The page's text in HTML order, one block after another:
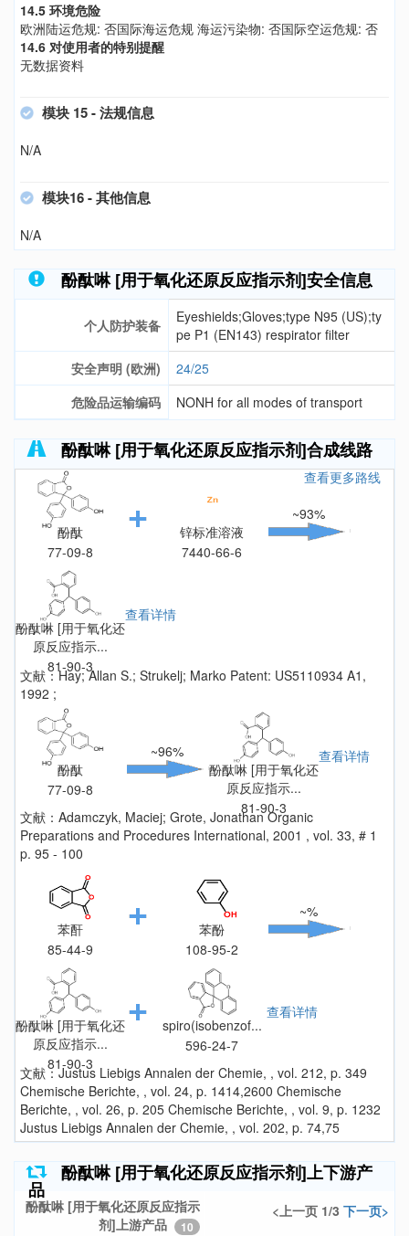
14.5 环境危险
欧洲陆运危规: 否国际海运危规 海运污染物: 否国际空运危规: 否
14.6 对使用者的特别提醒
无数据资料
模块 15 - 法规信息
N/A
模块16 - 其他信息
N/A
酚酞啉 [用于氧化还原反应指示剂]安全信息
个人防护装备
Eyeshields;Gloves;type N95 (US);ty
pe P1 (EN143) respirator filter
安全声明 (欧洲)
24/25
危险品运输编码
NONH for all modes of transport
酚酞啉 [用于氧化还原反应指示剂]合成线路
查看更多路线
酚酞
77-09-8
锌标准溶液
7440-66-6
~93%
酚酞啉 [用于氧化还
原反应指示...
81-90-3
查看详情
文献：Hay; Allan S.; Strukelj; Marko Patent: US5110934 A1,
1992 ;
酚酞
77-09-8
~96%
酚酞啉 [用于氧化还
原反应指示...
81-90-3
查看详情
文献：Adamczyk, Maciej; Grote, Jonathan Organic
Preparations and Procedures International, 2001 , vol. 33, # 1
p. 95 - 100
苯酐
85-44-9
苯酚
108-95-2
~%
酚酞啉 [用于氧化还
原反应指示...
81-90-3
spiro(isobenzof...
596-24-7
查看详情
文献：Justus Liebigs Annalen der Chemie, , vol. 212, p. 349
Chemische Berichte, , vol. 24, p. 1414,2600 Chemische
Berichte, , vol. 26, p. 205 Chemische Berichte, , vol. 9, p. 1232
Justus Liebigs Annalen der Chemie, , vol. 202, p. 74,75
酚酞啉 [用于氧化还原反应指示剂]上下游产
品
酚酞啉 [用于氧化还原反应指示
剂]上游产品
10
<上一页 1/3 下一页>